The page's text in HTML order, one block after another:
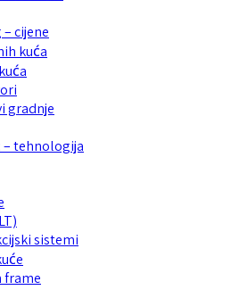
cijene
kuća
gradnje
tehnologija
sistemi